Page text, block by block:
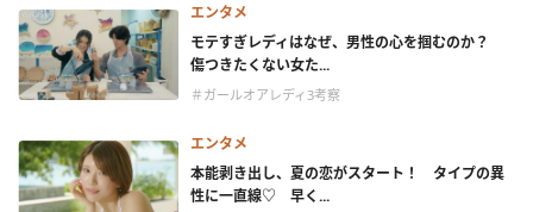
エンタメ
モテすぎレディはなぜ、男性の心を掴むのか？
傷つきたくない女た...
＃ガールオアレディ3考察
エンタメ
本能剥き出し、夏の恋がスタート！ タイプの異
性に一直線♡ 早く...